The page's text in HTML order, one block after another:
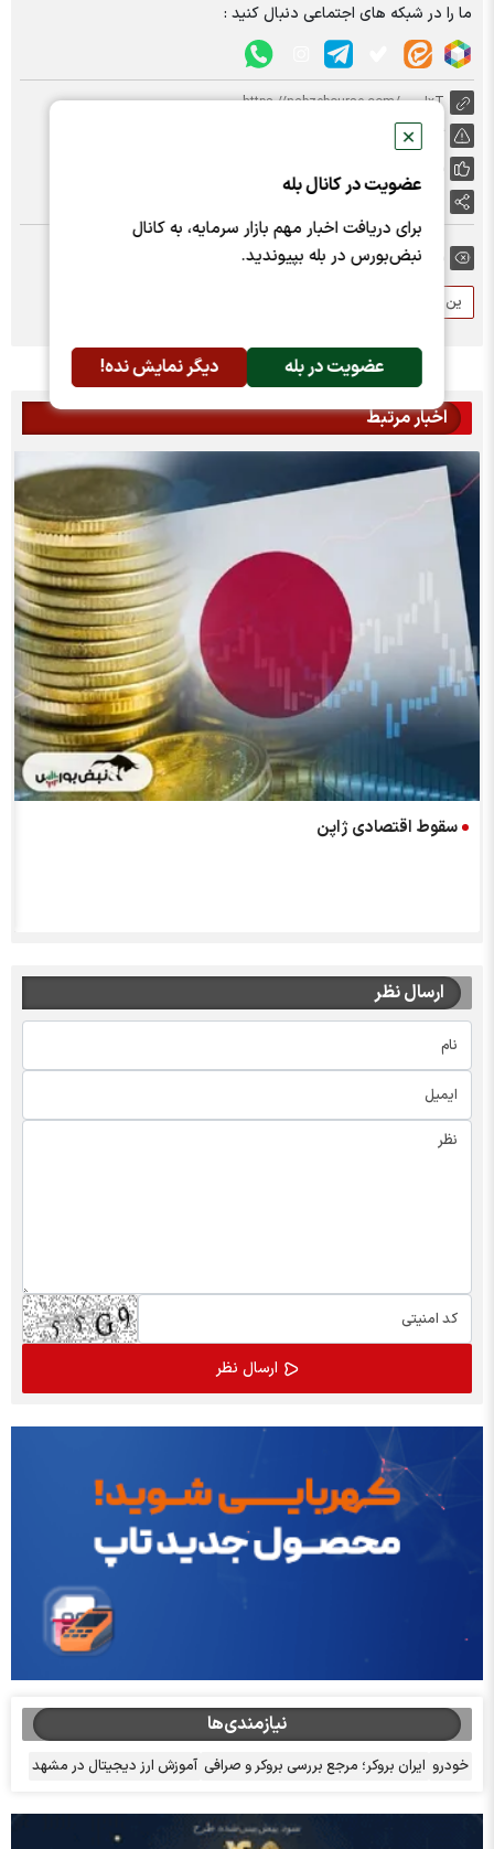
✕
عضویت در کانال بله
برای دریافت اخبار مهم بازار سرمایه، به کانال
نبض‌بورس در بله بپیوندید.
عضویت در بله دیگر نمایش نده!
ما را در شبکه های اجتماعی دنبال کنید :
https://nabzebourse.com/000JxT
گزارش خطا
اشتراک گذاری
برچسب ها:
ین ژاپن
اخبار مرتبط
سقوط اقتصادی ژاپن
ارسال نظر
نیازمندی‌ها
خودرو ایران بروکر؛ مرجع بررسی بروکر و صرافی آموزش ارز دیجیتال در مشهد